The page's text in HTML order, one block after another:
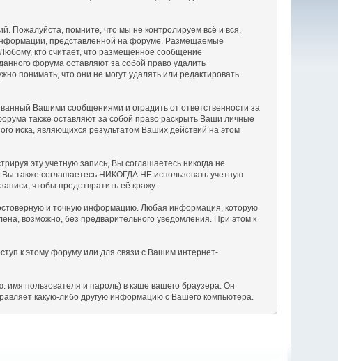
Пожалуйста, помните, что мы не контролируем всё и вся,
представленной на форуме. Размещаемые
кто считает, что размещенное сообщение
форума оставляют за собой право удалить
понимать, что они не могут удалять или редактировать
Вашими сообщениями и оградить от ответственности за
также оставляют за собой право раскрыть Ваши личные
иска, являющихся результатом Ваших действий на этом
эту учетную запись, Вы соглашаетесь никогда не
также соглашаетесь НИКОГДА НЕ использовать учетную
чтобы предотвратить её кражу.
и точную информацию. Любая информация, которую
возможно, без предварительного уведомления. При этом к
к этому форуму или для связи с Вашим интернет-
пользователя и пароль) в кэше вашего браузера. Он
какую-либо другую информацию с Вашего компьютера.